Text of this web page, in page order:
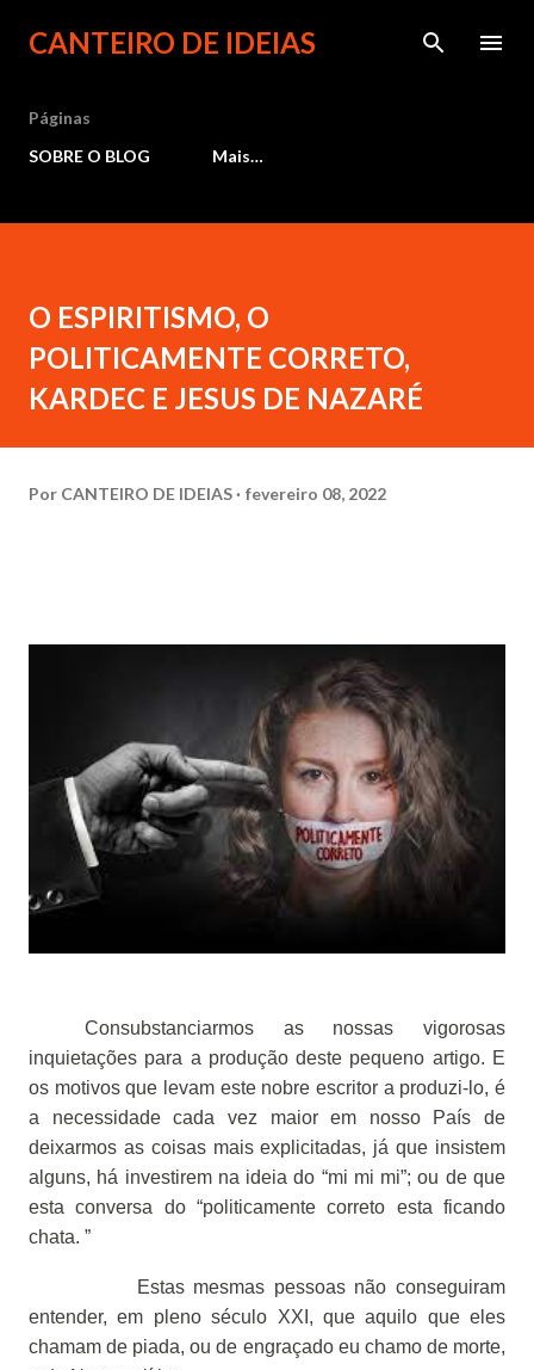
Pular para o conteúdo principal
CANTEIRO DE IDEIAS
Páginas
SOBRE O BLOG
Mais…
O ESPIRITISMO, O
POLITICAMENTE CORRETO,
KARDEC E JESUS DE NAZARÉ
Por CANTEIRO DE IDEIAS fevereiro 08, 2022
Consubstanciarmos as nossas vigorosas
inquietações para a produção deste pequeno artigo. E
os motivos que levam este nobre escritor a produzi-lo, é
a necessidade cada vez maior em nosso País de
deixarmos as coisas mais explicitadas, já que insistem
alguns, há investirem na ideia do “mi mi mi”; ou de que
esta conversa do “politicamente correto esta ficando
chata. ”
Estas mesmas pessoas não conseguiram
entender, em pleno século XXI, que aquilo que eles
chamam de piada, ou de engraçado eu chamo de morte,